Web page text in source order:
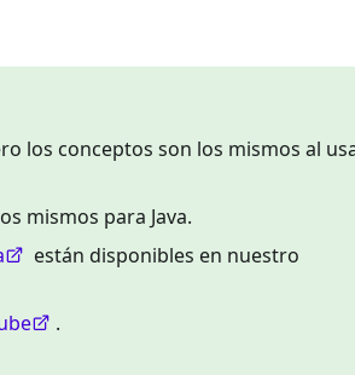
los conceptos son los mismos al
mismos para Java.
están disponibles en nuestro
.